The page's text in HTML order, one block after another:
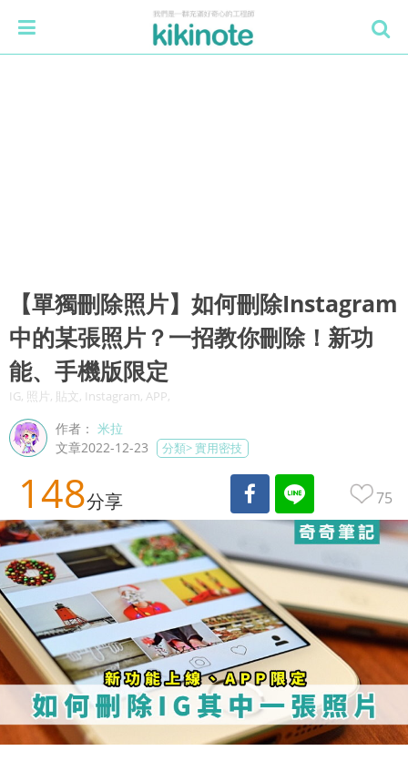
【單獨刪除照片】如何刪除Instagram
中的某張照片？一招教你刪除！新功
能、手機版限定
IG, 照片, 貼文, Instagram, APP,
作者：米拉
文章2022-12-23
分類>實用密技
148分享 75